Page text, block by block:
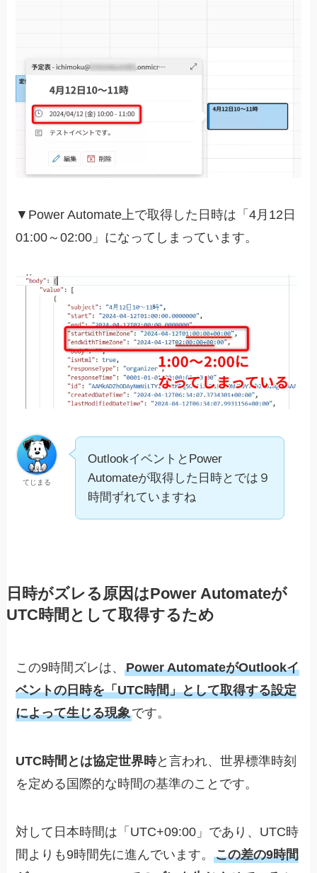
▼Power Automate上で取得した日時は「4月12日
01:00～02:00」になってしまっています。
てじまる
OutlookイベントとPower
Automateが取得した日時とでは９
時間ずれていますね
日時がズレる原因はPower Automateが
UTC時間として取得するため
この9時間ズレは、Power AutomateがOutlookイ
ベントの日時を「UTC時間」として取得する設定
によって生じる現象です。
UTC時間とは協定世界時と言われ、世界標準時刻
を定める国際的な時間の基準のことです。
対して日本時間は「UTC+09:00」であり、UTC時
間よりも9時間先に進んでいます。この差の9時間